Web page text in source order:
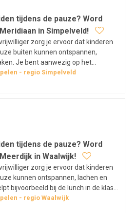
tijdens de pauze? Word
in Simpelveld!
buiten kunnen ontspannen,
Je bent aanwezig op het
en stimuleert leuk en veilig
aanwezigheid draag je bij aan een
regio Simpelveld
tijdens de pauze? Word
in Waalwijk!
kunnen ontspannen, lachen en
bijvoorbeeld bij de lunch in de klas,
voor op het plein of ondersteunt
Vrijwilligerswerk bij Brood &…
regio Waalwijk